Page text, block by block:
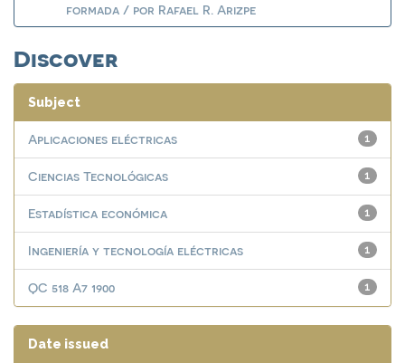
formada / por Rafael R. Arizpe
Discover
Subject
1
Aplicaciones eléctricas
1
Ciencias Tecnológicas
1
Estadística económica
1
Ingeniería y tecnología eléctricas
1
QC 518 A7 1900
Date issued